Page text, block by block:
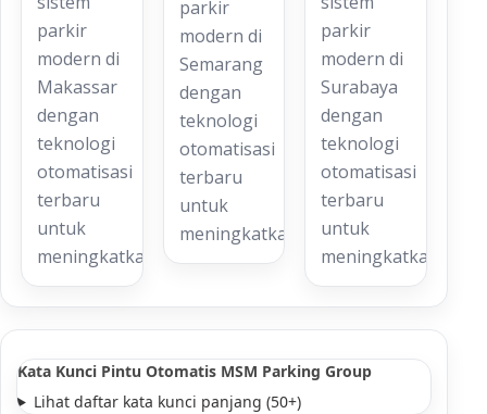
parkir
modern di
Makassar
dengan
teknologi
otomatisasi
terbaru
untuk
meningkatkan…
parkir
modern di
Semarang
dengan
teknologi
otomatisasi
terbaru
untuk
meningkatkan…
parkir
modern di
Surabaya
dengan
teknologi
otomatisasi
terbaru
untuk
meningkatkan…
Kata Kunci Pintu Otomatis MSM Parking Group
Lihat daftar kata kunci panjang (50+)